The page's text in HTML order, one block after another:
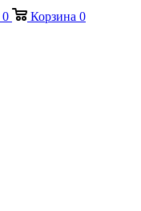
0 Корзина 0